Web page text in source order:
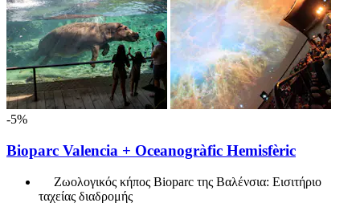
-5%
Bioparc Valencia + Oceanogràfic Hemisfèric
Ζωολογικός κήπος Bioparc της Βαλένσια: Εισιτήριο
ταχείας διαδρομής